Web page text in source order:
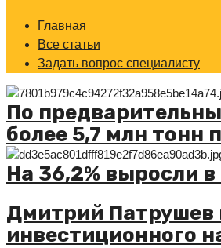
Главная
Все статьи
Задать вопрос специалисту
По
более 5,7 млн тонн
На 36,2% выросли
Дмитрий Патрушев
инвестиционного